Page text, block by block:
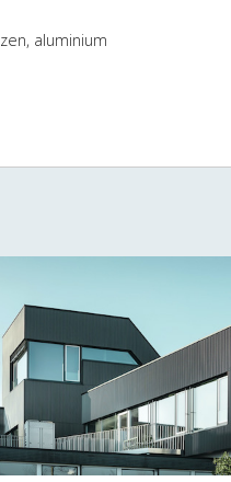
aluminium